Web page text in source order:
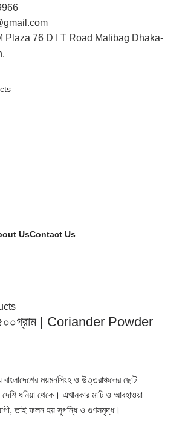
Plaza 76 D I T Road Malibag Dhaka-
UsContact Us
৫০০গ্রাম | Coriander Powder
বাংলাদেশের ময়মনসিংহ ও উত্তরাঞ্চলের ছোট
ধনিয়া থেকে। এখানকার মাটি ও আবহাওয়া
তাই ফলন হয় সুগন্ধি ও গুণসমৃদ্ধ।